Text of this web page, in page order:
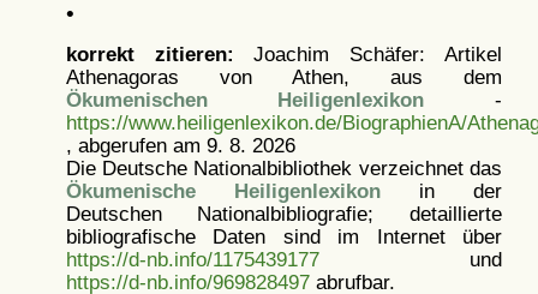
•
korrekt zitieren: Joachim Schäfer: Artikel
Athenagoras von Athen, aus dem
Ökumenischen Heiligenlexikon -
https://www.heiligenlexikon.de/BiographienA/
, abgerufen am 9. 8. 2026
Die Deutsche Nationalbibliothek verzeichnet das
Ökumenische Heiligenlexikonin der
Deutschen Nationalbibliografie; detaillierte
bibliografische Daten sind im Internet über
https://d-nb.info/1175439177und
https://d-nb.info/969828497abrufbar.